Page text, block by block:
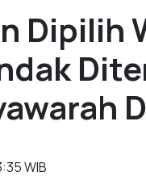
Dipilih
WIB